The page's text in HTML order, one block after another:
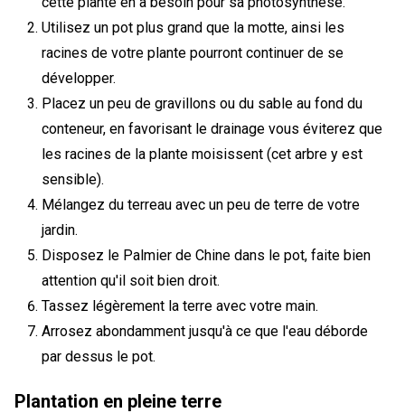
Utilisez un pot plus grand que la motte, ainsi les
racines de votre plante pourront continuer de se
développer.
Placez un peu de gravillons ou du sable au fond du
conteneur, en favorisant le drainage vous éviterez que
les racines de la plante moisissent (cet arbre y est
sensible).
Mélangez du terreau avec un peu de terre de votre
jardin.
Disposez le Palmier de Chine dans le pot, faite bien
attention qu'il soit bien droit.
Tassez légèrement la terre avec votre main.
Arrosez abondamment jusqu'à ce que l'eau déborde
par dessus le pot.
Plantation en pleine terre